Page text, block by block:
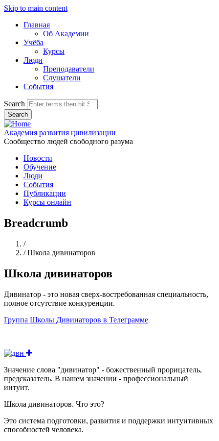
Skip to main content
Главная
Об Академии
Учёба
Курсы
Люди
Преподаватели
Слушатели
События
Search
Академия развития цивилизации
Сообщество людей свободного разума
Новости
Обучение
Люди
События
Публикации
Курсы онлайн
Breadcrumb
/Home
/ Школа дивинаторов
Школа дивинаторов
Дивинатор - это новая сверх-востребованная специальность,
полное отсутствие конкуренции.
Группа Школы Дивинаторов в Телеграмме
Значение слова "дивинатор" - божественный прорицатель,
предсказатель. В нашем значении - профессиональный
интуит.
Школа дивинаторов. Что это?
Это система подготовки, развития и поддержки интуитивных
способностей человека.